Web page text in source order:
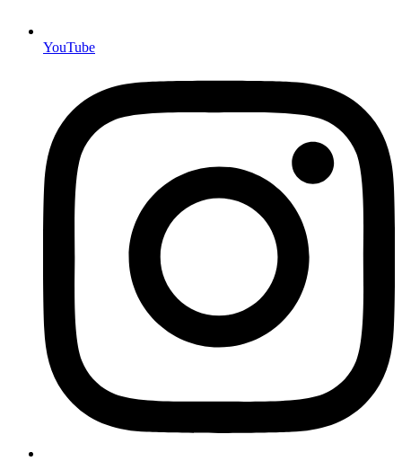
YouTube